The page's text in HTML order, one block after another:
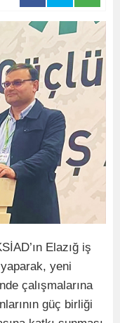
Elazığ iş
yaparak, yeni
çalışmalarına
güç birliği